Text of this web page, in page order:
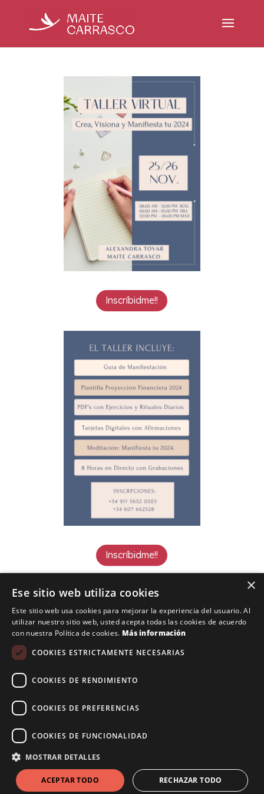
Inscríbidme!!
Inscríbidme!!
Copyright Maite Carrasco 2025. Todos los
Legal|Terminos de contratación
Financiado por la Unión Europea – NextGenerationEU
×
Ese sitio web utiliza cookies
Este sitio web usa cookies para mejorar la experiencia del usuario. Al
utilizar nuestro sitio web, usted acepta todas las cookies de acuerdo
con nuestra Política de cookies. Más información
COOKIES ESTRICTAMENTE NECESARIAS
COOKIES DE RENDIMIENTO
COOKIES DE PREFERENCIAS
COOKIES DE FUNCIONALIDAD
MOSTRAR DETALLES
ACEPTAR TODO RECHAZAR TODO